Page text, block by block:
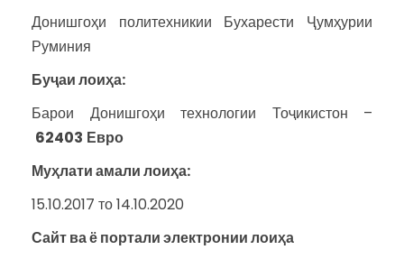
Донишгоҳи политехникии Бухарести Ҷумҳурии
Руминия
Буҷаи лоиҳа:
Барои Донишгоҳи технологии Тоҷикистон –
62403 Евро
Муҳлати амали лоиҳа:
15.10.2017 то 14.10.2020
Сайт ва ё портали электронии лоиҳа